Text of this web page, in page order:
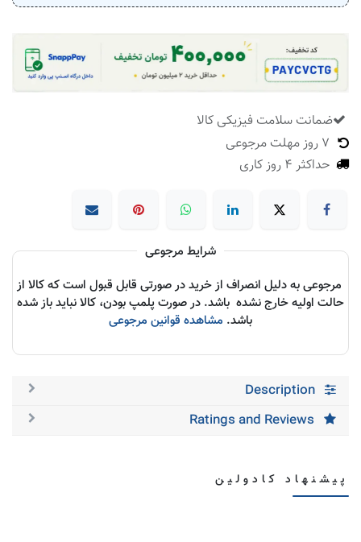
ضمانت سلامت فیزیکی کالا
حداکثر 4 روز کاری
شرایط مرجوعی
مرجوعی به دلیل انصراف از خرید در صورتی قابل قبول است که کالا از
حالت اولیه خارج نشده باشد. در صورت پلمپ بودن، کالا نباید باز شده
باشد. مشاهده قوانین مرجوعی
Description
Ratings and Reviews
پیشنهاد کادولین